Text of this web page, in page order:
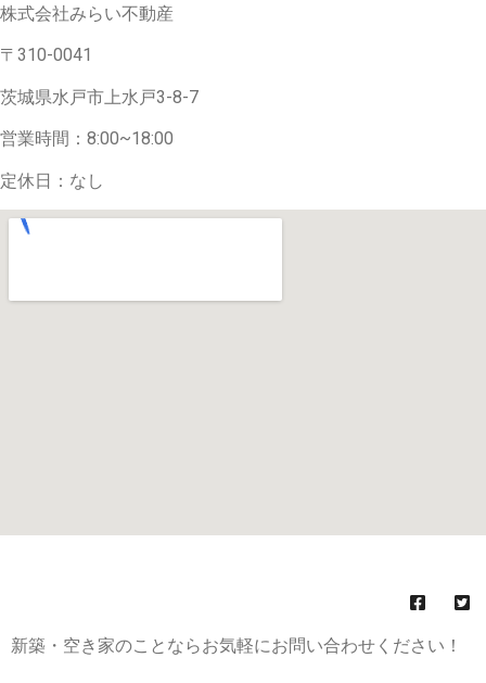
株式会社みらい不動産
〒310-0041
茨城県水戸市上水戸3-8-7
営業時間：8:00~18:00
定休日：なし
新築・空き家のことならお気軽にお問い合わせください！